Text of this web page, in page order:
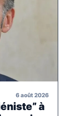
6 août 2026
à